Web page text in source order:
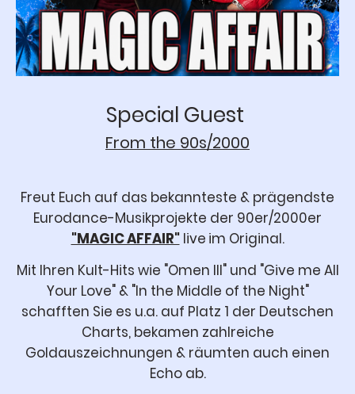
Special Guest
From the 90s/2000
Freut Euch auf das bekannteste & prägendste
Eurodance-Musikprojekte der 90er/2000er
"MAGIC AFFAIR"live im Original.
Mit Ihren Kult-Hits wie "Omen III" und "Give me All
Your Love" & "In the Middle of the Night"
schafften Sie es u.a. auf Platz 1 der Deutschen
Charts, bekamen zahlreiche
Goldauszeichnungen & räumten auch einen
Echo ab.